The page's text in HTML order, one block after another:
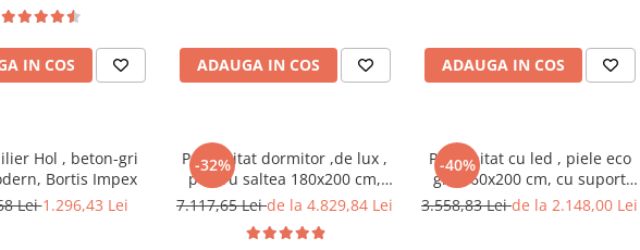
Bortis Impex
IN COS ADAUGA IN COS
casmir gri/stejar riflat, cu
rafturi sticla securizata, Bortis
ADAUGA IN COS
gri
Bortis Impex
Lei1.296,43 Lei
-32%
Pat tapitat dormitor ,de lux ,
pentru saltea 180x200 cm,
stofa gri,cu sertare si suport
7.117,65 Leide la 4.829,84 Lei
-40%
Pat tapitat cu led , piele eco
gri, 160x200 cm, cu suport
saltea inclus,Bortis Impex
3.558,83 Leide la 2.148,00 Lei